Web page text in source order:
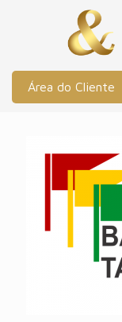
Área do Cliente